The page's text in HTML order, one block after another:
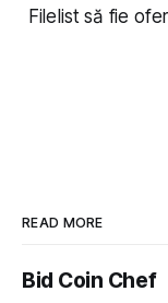
Filelist să fie
READ MORE
Bid Coin Chef